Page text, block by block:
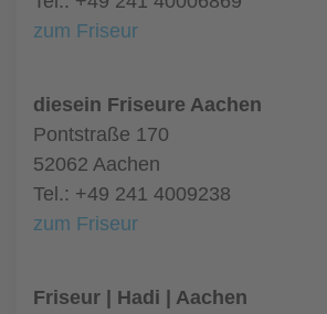
zum Friseur
diesein Friseure Aachen
Pontstraße 170
52062 Aachen
Tel.: +49 241 4009238
zum Friseur
Friseur | Hadi | Aachen